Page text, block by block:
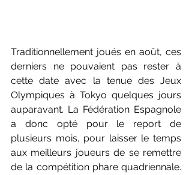
Traditionnellement joués en août, ces
derniers ne pouvaient pas rester à
cette date avec la tenue des Jeux
Olympiques à Tokyo quelques jours
auparavant. La Fédération Espagnole
a donc opté pour le report de
plusieurs mois, pour laisser le temps
aux meilleurs joueurs de se remettre
de la compétition phare quadriennale.